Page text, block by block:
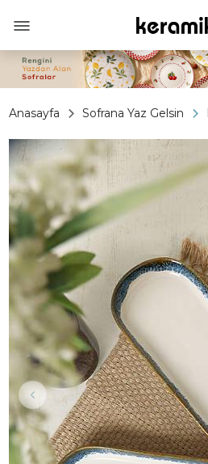
Anasayfa Sofrana Yaz Gelsin